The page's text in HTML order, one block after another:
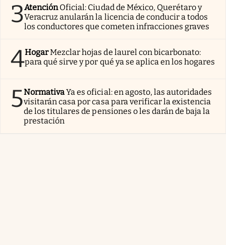
3AtenciónOficial: Ciudad de México, Querétaro y
Veracruz anularán la licencia de conducir a todos
los conductores que cometen infracciones graves
4HogarMezclar hojas de laurel con bicarbonato:
para qué sirve y por qué ya se aplica en los hogares
5NormativaYa es oficial: en agosto, las autoridades
visitarán casa por casa para verificar la existencia
de los titulares de pensiones o les darán de baja la
prestación